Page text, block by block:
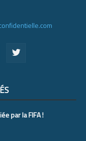
par la FIFA !